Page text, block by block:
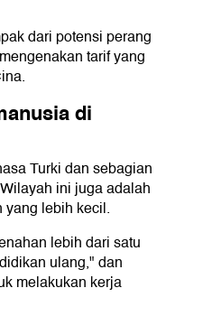
dari potensi perang
tarif yang
di
Turki dan sebagian
ini juga adalah
yang lebih kecil.
lebih dari satu
ulang," dan
melakukan kerja